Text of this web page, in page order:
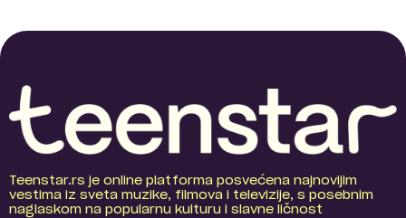
Teenstar.rs je online platforma posvećena najnovijim
vestima iz sveta muzike, filmova i televizije, s posebnim
naglaskom na popularnu kulturu i slavne ličnost